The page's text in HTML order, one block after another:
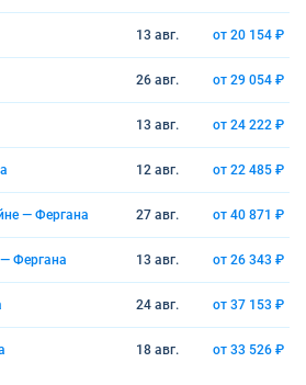
13 авг. от 20 154 ₽
26 авг. от 29 054 ₽
13 авг. от 24 222 ₽
12 авг. от 22 485 ₽
— Фергана 27 авг. от 40 871 ₽
Фергана 13 авг. от 26 343 ₽
24 авг. от 37 153 ₽
18 авг. от 33 526 ₽